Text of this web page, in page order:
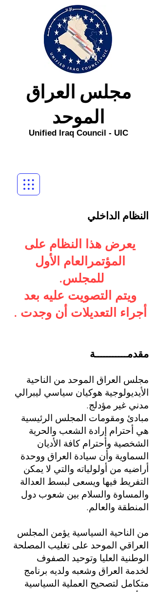
Unified Iraq Council - UIC
مجلس العراق
الموحد
النظام الداخلي
يعرض هذا النظام على
المؤتمرالعام الأول
للمجلس.
ويتم التصويت عليه بعد
أجراء التعديلات أن وجدت .
مقدمـــــــــــة
مجلس العراق الموحد من الناحية
الأيديولوجية هوكيان سياسي ليبرالي
مدني غير مؤدلج.
مبادئ ومقومات المجلس الرئيسية
هي أحترام إرادة الشعب والحرية
الشخصية وأحترام كافة الأديان
السماوية وأن سيادة العراق ووحدة
أراضيه من أولولياته والتي لا يمكن
التفريط فيها ويسعى لبسط العدالة
والمساوة والسلام بين شعوب دول
المنطقة والعالم.
من الناحية السياسية يؤمن المجلس
العراقي الموحد على تغليب المصلحة
الوطنية العليا وتوحيد الصفوف
لخدمة العراق وشعبه ولديه برنامج
متكامل لتصحيح العملية السياسية